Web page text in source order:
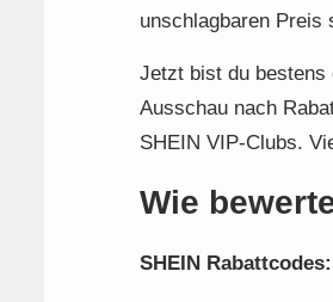
unschlagbaren Preis
Jetzt bist du bestens
Ausschau nach
SHEIN VIP-Clubs.
Wie
SHEIN